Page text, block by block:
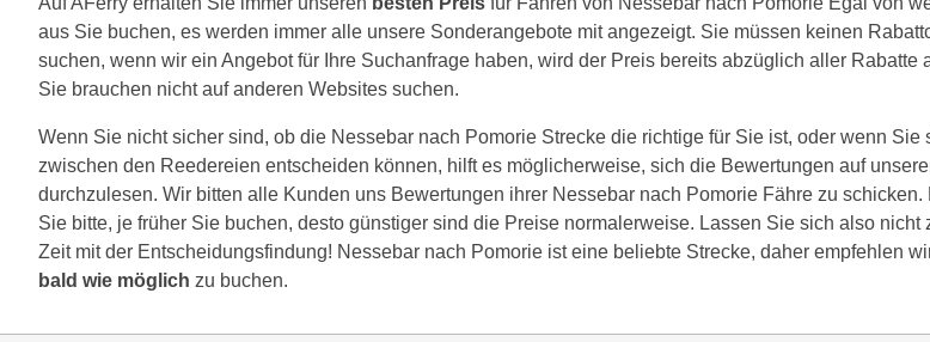
aus Sie buchen, es werden immer alle unsere Sonderangebote mit angezeigt. Sie müssen keinen
suchen, wenn wir ein Angebot für Ihre Suchanfrage haben, wird der Preis bereits abzüglich aller Rabatte
Sie brauchen nicht auf anderen Websites suchen.
Wenn Sie nicht sicher sind, ob die Nessebar nach Pomorie Strecke die richtige für Sie ist, oder wenn Sie
zwischen den Reedereien entscheiden können, hilft es möglicherweise, sich die Bewertungen auf
durchzulesen. Wir bitten alle Kunden uns Bewertungen ihrer Nessebar nach Pomorie Fähre zu schicken.
Sie bitte, je früher Sie buchen, desto günstiger sind die Preise normalerweise. Lassen Sie sich also nicht
Zeit mit der Entscheidungsfindung! Nessebar nach Pomorie ist eine beliebte Strecke, daher empfehlen
bald wie möglich zu buchen.